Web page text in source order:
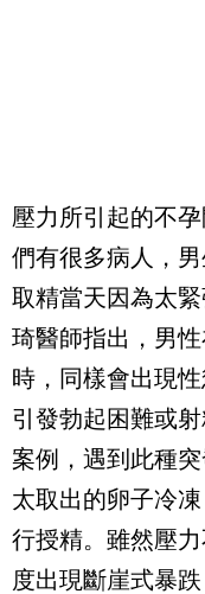
壓力所引起的不
們有很多病人，
取精當天因為太
琦醫師指出，男
時，同樣會出現
引發勃起困難或
案例，遇到此種
太取出的卵子冷
行授精。雖然壓
度出現斷崖式暴